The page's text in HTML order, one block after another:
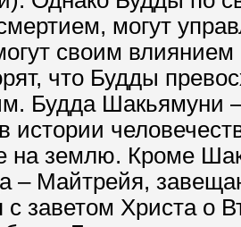
могут
своим
что Будды
Будда Шакьямуни
истории
на землю. Кроме
– Майтрейя,
с заветом Христа